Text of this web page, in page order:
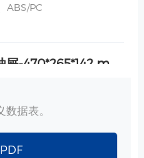
ABS/PC
单层带锁抽屉-470*265*142 mm 规格
据表。